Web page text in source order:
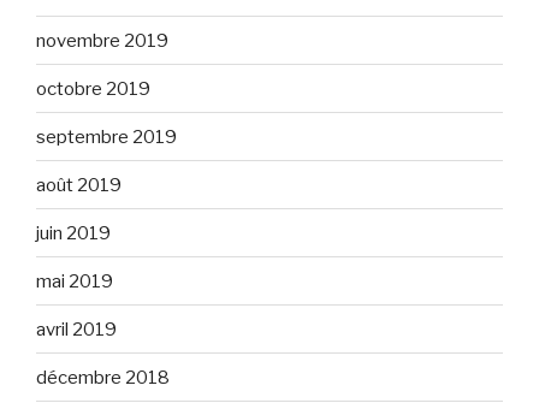
novembre 2019
octobre 2019
septembre 2019
août 2019
juin 2019
mai 2019
avril 2019
décembre 2018